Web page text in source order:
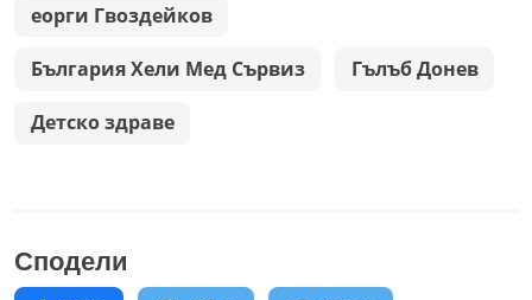
еорги Гвоздейков
България Хели Мед Сървиз Гълъб Донев
Детско здраве
Сподели